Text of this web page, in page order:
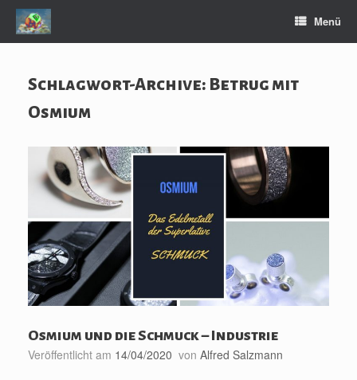
Zum
Inhalt
springen
Menü
Schlagwort-Archive: Betrug mit
Osmium
Osmium und die Schmuck – Industrie
Veröffentlicht am 14/04/2020 von Alfred Salzmann